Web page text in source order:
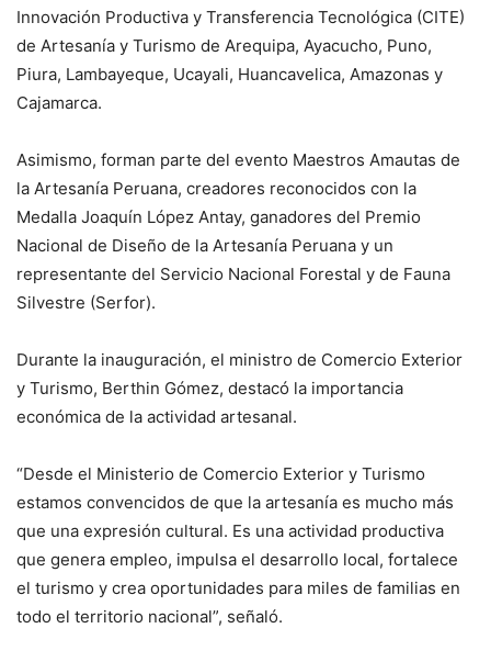
Innovación Productiva y Transferencia Tecnológica (CITE)
de Artesanía y Turismo de Arequipa, Ayacucho, Puno,
Piura, Lambayeque, Ucayali, Huancavelica, Amazonas y
Cajamarca.
Asimismo, forman parte del evento Maestros Amautas de
la Artesanía Peruana, creadores reconocidos con la
Medalla Joaquín López Antay, ganadores del Premio
Nacional de Diseño de la Artesanía Peruana y un
representante del Servicio Nacional Forestal y de Fauna
Silvestre (Serfor).
Durante la inauguración, el ministro de Comercio Exterior
y Turismo, Berthin Gómez, destacó la importancia
económica de la actividad artesanal.
“Desde el Ministerio de Comercio Exterior y Turismo
estamos convencidos de que la artesanía es mucho más
que una expresión cultural. Es una actividad productiva
que genera empleo, impulsa el desarrollo local, fortalece
el turismo y crea oportunidades para miles de familias en
todo el territorio nacional”, señaló.